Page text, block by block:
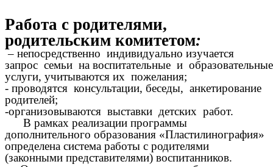
Работа с родителями,
родительским комитетом:
– непосредственно индивидуально изучается
запрос семьи на воспитательные и образовательные
услуги, учитываются их пожелания;
- проводятся консультации, беседы, анкетирование
родителей;
-организовываются выставки детских работ.
В рамках реализации программы
дополнительного образования «Пластилинография»
определена система работы с родителями
(законными представителями) воспитанников.